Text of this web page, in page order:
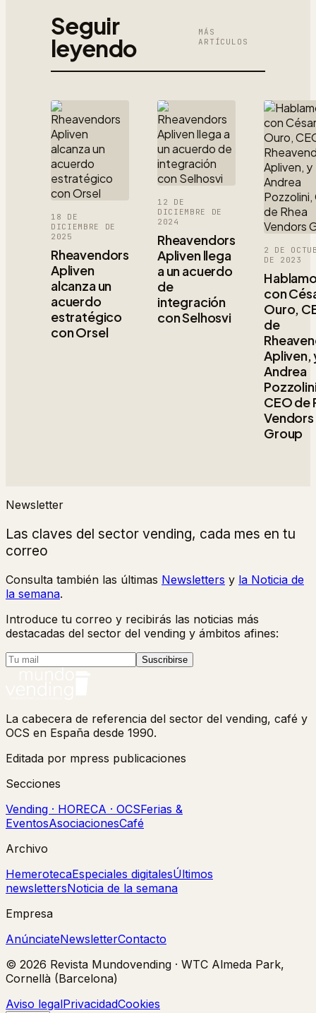
Seguir
leyendo
MÁS
ARTÍCULOS
18 DE
DICIEMBRE DE
2025
Rheavendors
Apliven
alcanza un
acuerdo
estratégico
con Orsel
12 DE
DICIEMBRE DE
2024
Rheavendors
Apliven llega
a un acuerdo
de
integración
con Selhosvi
2 DE
DE 2023
con
Ouro,
de
Apliven,
Andrea
CEO de
Vendors
Group
Newsletter
Las claves del sector vending, cada mes en tu
correo
Consulta también las últimas Newsletters y la Noticia de
la semana.
Introduce tu correo y recibirás las noticias más
destacadas del sector del vending y ámbitos afines:
Suscribirse
La cabecera de referencia del sector del vending, café y
OCS en España desde 1990.
Editada por mpress publicaciones
Secciones
Vending · HORECA · OCSFerias &
EventosAsociacionesCafé
Archivo
HemerotecaEspeciales digitalesÚltimos
newslettersNoticia de la semana
Empresa
AnúnciateNewsletterContacto
© 2026 Revista Mundovending · WTC Almeda Park,
Cornellà (Barcelona)
Aviso legalPrivacidadCookies